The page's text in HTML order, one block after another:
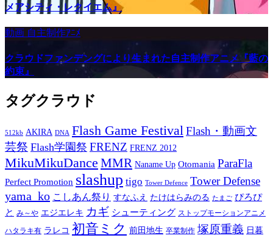
メアシティ・レクイエム』
動画 自主制作ｱﾆﾒ
クラウドファンデングにより生まれた自主制作アニメ『藍の
約束』
タグクラウド
512kb AKIRA DNA Flash Game FestivalFlash・動画文
芸祭 Flash学園祭 FRENZ FRENZ 2012
MikuMikuDance MMR Naname Up Otomania ParaFla
Perfect Promotion slashup tigo Tower Defence Tower Defense
yama_ko こしあん祭り すなふえ たけはらみのる たまご ぴろぴ
と み～や エジエレキ カギ シューティング ストップモーションアニメ
ハタラキ有 ラレコ 初音ミク 前田地生 卒業制作 塚原重義 日暮